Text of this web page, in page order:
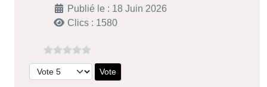
Publié le : 18 Juin 2026
Clics : 1580
Veuillez voter